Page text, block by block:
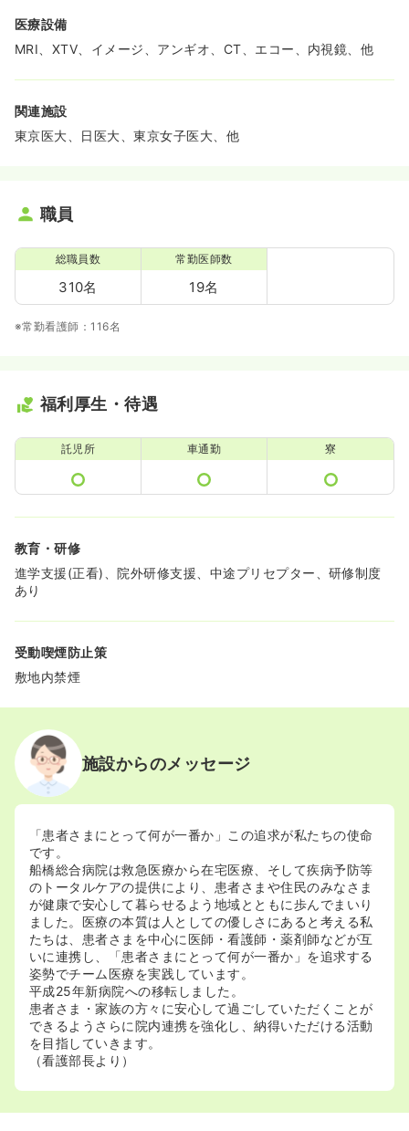
医療設備
MRI、XTV、イメージ、アンギオ、CT、エコー、内視鏡、他
関連施設
東京医大、日医大、東京女子医大、他
職員
総職員数
310名
常勤医師数
19名
※常勤看護師：116名
福利厚生・待遇
託児所 車通勤 寮
教育・研修
進学支援(正看)、院外研修支援、中途プリセプター、研修制度
あり
受動喫煙防止策
敷地内禁煙
施設からのメッセージ
「患者さまにとって何が一番か」この追求が私たちの使命
です。
船橋総合病院は救急医療から在宅医療、そして疾病予防等
のトータルケアの提供により、患者さまや住民のみなさま
が健康で安心して暮らせるよう地域とともに歩んでまいり
ました。医療の本質は人としての優しさにあると考える私
たちは、患者さまを中心に医師・看護師・薬剤師などが互
いに連携し、「患者さまにとって何が一番か」を追求する
姿勢でチーム医療を実践しています。
平成25年新病院への移転しました。
患者さま・家族の方々に安心して過ごしていただくことが
できるようさらに院内連携を強化し、納得いただける活動
を目指していきます。
（看護部長より）